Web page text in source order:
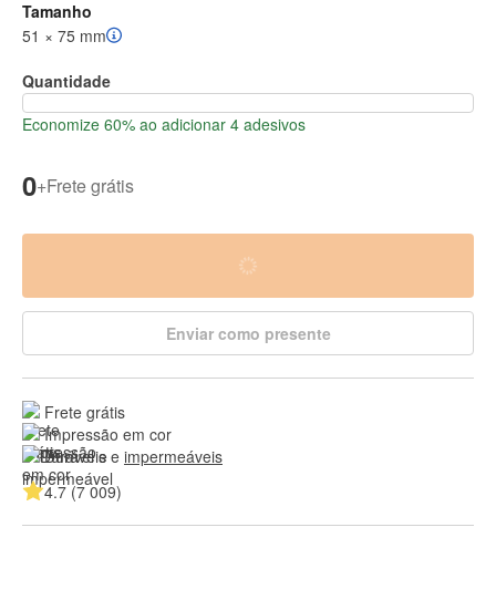
Tamanho
51 × 75 mm
Quantidade
Economize 60% ao adicionar 4 adesivos
0+Frete grátis
Enviar como presente
Frete grátis
Impressão em cor
Duráveis e impermeáveis
4.7 (7 009)